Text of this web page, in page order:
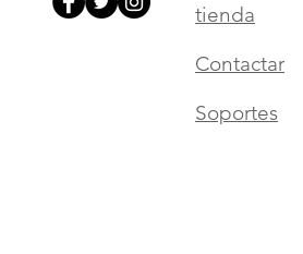
tienda
Contactar
Soportes